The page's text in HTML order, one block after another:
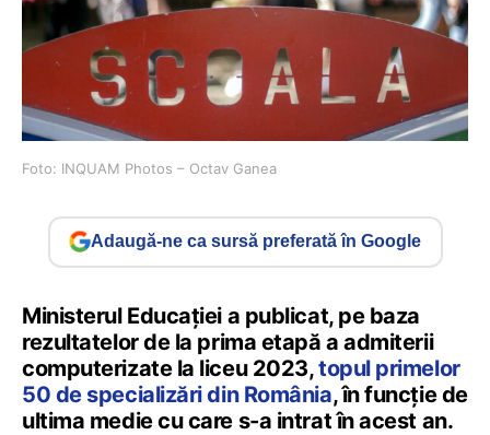
Foto: INQUAM Photos – Octav Ganea
Adaugă-ne ca sursă preferată în Google
Ministerul Educației a publicat, pe baza
rezultatelor de la prima etapă a admiterii
computerizate la liceu 2023,topul primelor
50 de specializări din România, în funcție de
ultima medie cu care s-a intrat în acest an.